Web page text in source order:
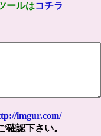
ールはコチラ
imgur.com/
確認下さい。